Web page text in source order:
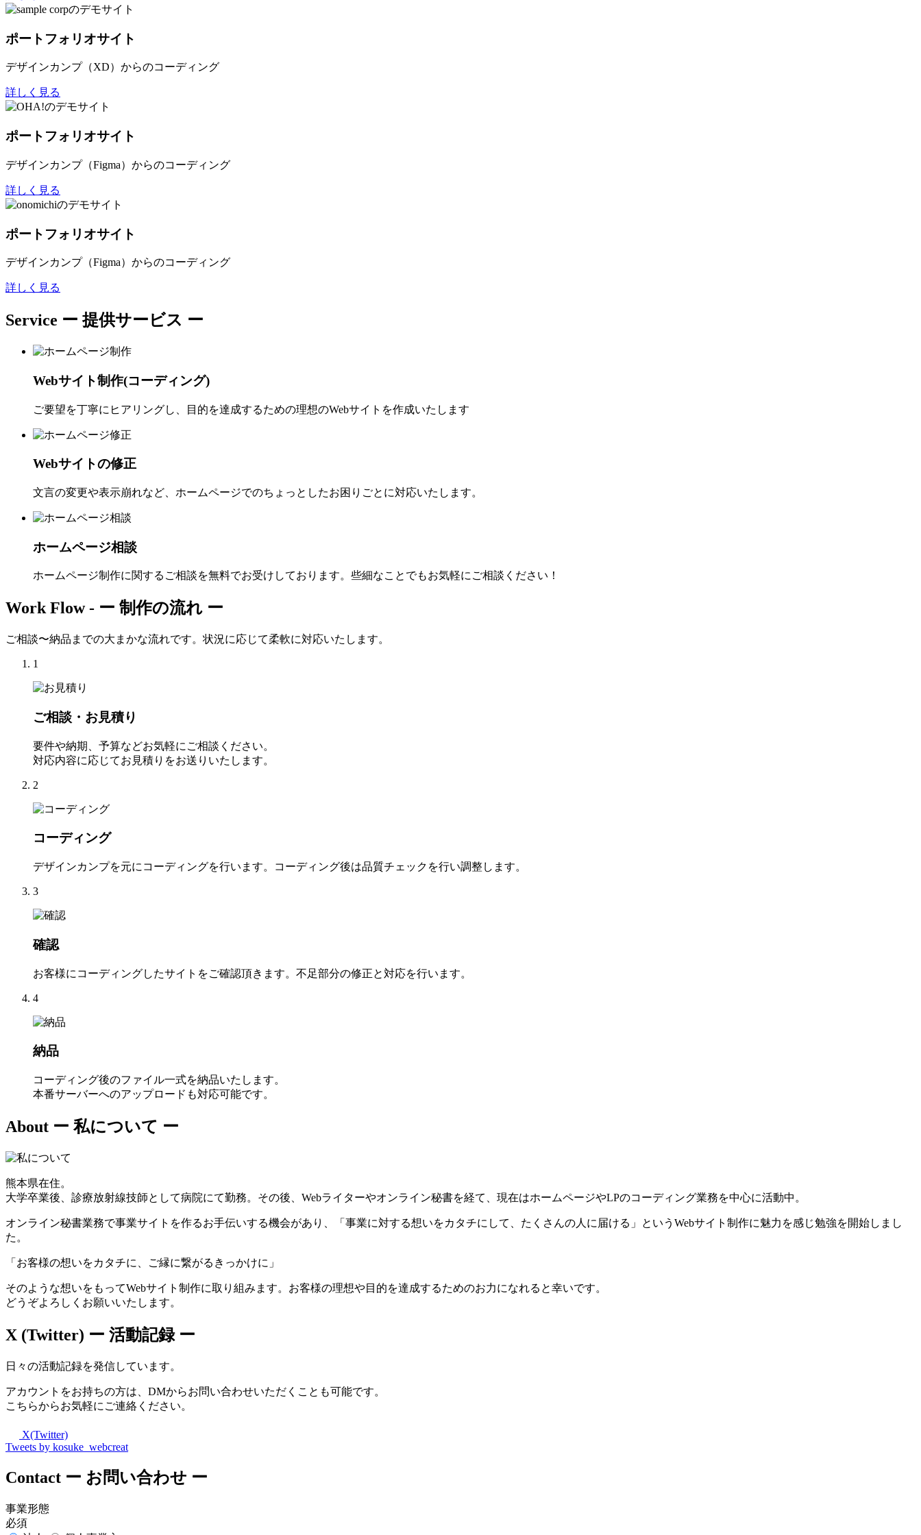
ポートフォリオサイト
デザインカンプ（XD）からのコーディング
詳しく見る
ポートフォリオサイト
デザインカンプ（Figma）からのコーディング
詳しく見る
ポートフォリオサイト
デザインカンプ（Figma）からのコーディング
詳しく見る
Service ー 提供サービス ー
Webサイト制作(コーディング)
ご要望を丁寧にヒアリングし、目的を達成するための理想のWebサイトを作成いたします
Webサイトの修正
文言の変更や表示崩れなど、ホームページでのちょっとしたお困りごとに対応いたします。
ホームページ相談
ホームページ制作に関するご相談を無料でお受けしております。些細なことでもお気軽にご相談ください！
Work Flow - ー 制作の流れ ー
ご相談〜納品までの大まかな流れです。状況に応じて柔軟に対応いたします。
1
ご相談・お見積り
要件や納期、予算などお気軽にご相談ください。
対応内容に応じてお見積りをお送りいたします。
2
コーディング
デザインカンプを元にコーディングを行います。コーディング後は品質チェックを行い調整します。
3
確認
お客様にコーディングしたサイトをご確認頂きます。不足部分の修正と対応を行います。
4
納品
コーディング後のファイル一式を納品いたします。
本番サーバーへのアップロードも対応可能です。
About ー 私について ー
熊本県在住。
大学卒業後、診療放射線技師として病院にて勤務。その後、Webライターやオンライン秘書を経て、現在はホームページやLPのコーディング業務を中心に活動中。
オンライン秘書業務で事業サイトを作るお手伝いする機会があり、「事業に対する想いをカタチにして、たくさんの人に届ける」というWebサイト制作に魅力を感じ勉強を開始しまし
た。
「お客様の想いをカタチに、ご縁に繋がるきっかけに」
そのような想いをもってWebサイト制作に取り組みます。お客様の理想や目的を達成するためのお力になれると幸いです。
どうぞよろしくお願いいたします。
X (Twitter) ー 活動記録 ー
日々の活動記録を発信しています。
アカウントをお持ちの方は、DMからお問い合わせいただくことも可能です。
こちらからお気軽にご連絡ください。
X(Twitter)
Tweets by kosuke_webcreat
Contact ー お問い合わせ ー
事業形態
必須